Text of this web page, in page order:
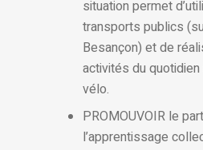
situation permet
transports publics
Besançon) et de
activités du
vélo.
PROMOUVOIR le
l’apprentissage